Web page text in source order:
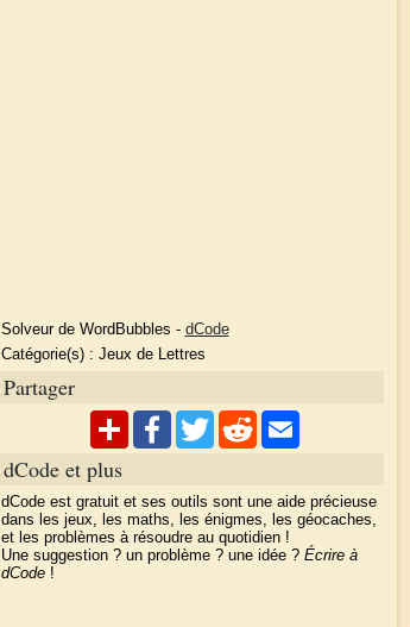
Solveur de WordBubbles - dCode
Catégorie(s) : Jeux de Lettres
Partager
dCode et plus
dCode est gratuit et ses outils sont une aide précieuse
dans les jeux, les maths, les énigmes, les géocaches,
et les problèmes à résoudre au quotidien !
Une suggestion ? un problème ? une idée ? Écrire à
dCode!